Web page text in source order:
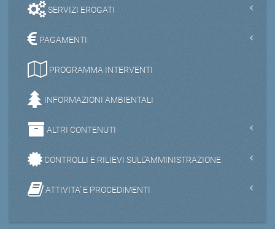
SERVIZI EROGATI
PAGAMENTI
PROGRAMMA INTERVENTI
INFORMAZIONI AMBIENTALI
ALTRI CONTENUTI
CONTROLLI E RILIEVI SULL'AMMINISTRAZIONE
ATTIVITA' E PROCEDIMENTI